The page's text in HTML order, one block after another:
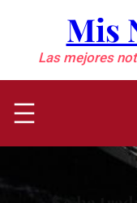
contenido
Mis
Las mejores